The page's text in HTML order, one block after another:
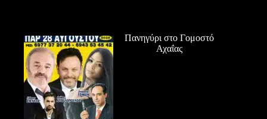
Πανηγύρι στο Γομοστό
Αχαΐας